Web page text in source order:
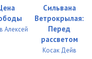
Алексей
Сильвана
Ветрокрылая:
Перед
рассветом
Косак Дейв